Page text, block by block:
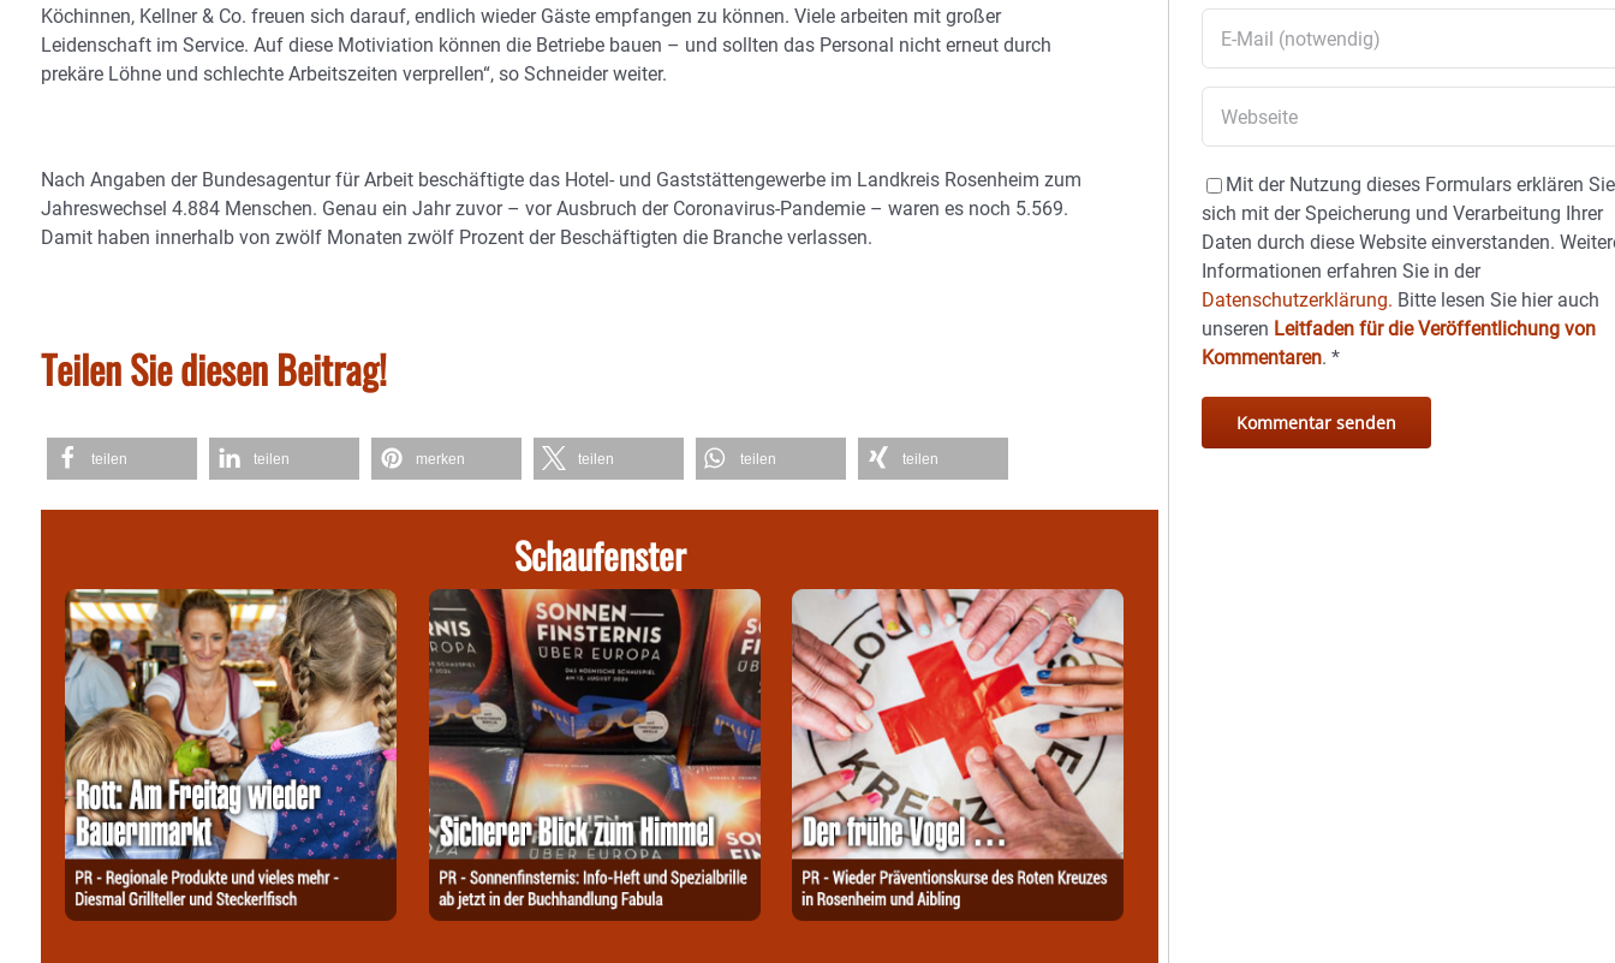
Köchinnen, Kellner & Co. freuen sich darauf, endlich wieder Gäste empfangen zu können. Viele arbeiten mit großer
Leidenschaft im Service. Auf diese Motiviation können die Betriebe bauen – und sollten das Personal nicht erneut durch
prekäre Löhne und schlechte Arbeitszeiten verprellen“, so Schneider weiter.
Nach Angaben der Bundesagentur für Arbeit beschäftigte das Hotel- und Gaststättengewerbe im Landkreis Rosenheim zum
Jahreswechsel 4.884 Menschen. Genau ein Jahr zuvor – vor Ausbruch der Coronavirus-Pandemie – waren es noch 5.569.
Damit haben innerhalb von zwölf Monaten zwölf Prozent der Beschäftigten die Branche verlassen.
Teilen Sie diesen Beitrag!
teilen teilen merken teilen teilen teilen
Schaufenster
Mit der Nutzung dieses Formulars erklären Sie
sich mit der Speicherung und Verarbeitung Ihrer
Daten durch diese Website einverstanden.
Informationen erfahren Sie in der
Datenschutzerklärung. Bitte lesen Sie hier auch
unseren Leitfaden für die Veröffentlichung von
Kommentaren.*